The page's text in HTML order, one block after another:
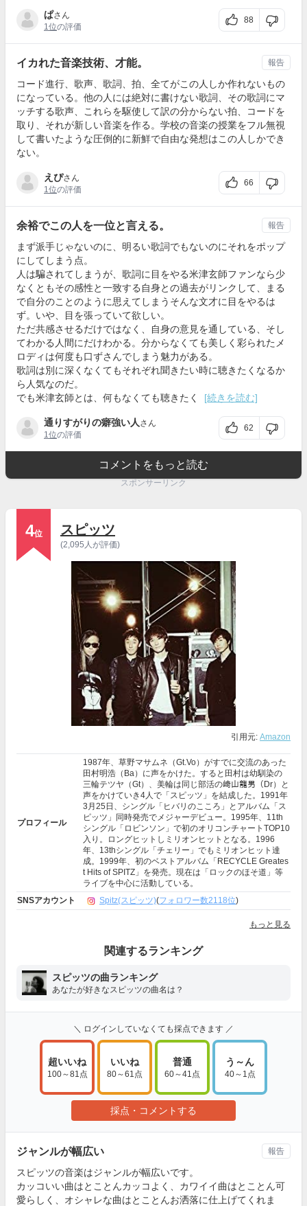
ぱさん
1位の評価
88
イカれた音楽技術、才能。
コード進行、歌声、歌詞、拍、全てがこの人しか作れないもの
になっている。他の人には絶対に書けない歌詞、その歌詞にマ
ッチする歌声、これらを駆使して訳の分からない拍、コードを
取り、それが新しい音楽を作る。学校の音楽の授業をフル無視
して書いたような圧倒的に新鮮で自由な発想はこの人しかでき
ない。
えぴさん
1位の評価
66
報告
余裕でこの人を一位と言える。
まず派手じゃないのに、明るい歌詞でもないのにそれをポップ
にしてしまう点。
人は騙されてしまうが、歌詞に目をやる米津玄師ファンなら少
なくともその感性と一致する自身との過去がリンクして、まる
で自分のことのように思えてしまうそんな文才に目をやるは
ず。いや、目を張っていて欲しい。
ただ共感させるだけではなく、自身の意見を通している、そし
てわかる人間にだけわかる。分からなくても美しく彩られたメ
ロディは何度も口ずさんでしまう魅力がある。
歌詞は別に深くなくてもそれぞれ聞きたい時に聴きたくなるか
ら人気なのだ。
でも米津玄師とは、何もなくても聴きたく
[続きを読む]
通りすがりの癖強い人 さん
1位の評価
62
報告
コメントをもっと読む
スポンサーリンク
4位 スピッツ
(2,095人が評価)
引用元: Amazon
プロフィール
1987年、草野マサムネ（Gt.Vo）がすでに交流のあった
田村明浩（Ba）に声をかけた。すると田村は幼馴染の
三輪テツヤ（Gt）、美輪は同じ部活の﨑山龍男（Dr）と
声をかけていき4人で「スピッツ」を結成した。1991年
3月25日、シングル「ヒバリのこころ」とアルバム「ス
ピッツ」同時発売でメジャーデビュー。1995年、11th
シングル「ロビンソン」で初のオリコンチャートTOP10
入り。ロングヒットしミリオンヒットとなる。1996
年、13thシングル「チェリー」でもミリオンヒット達
成。1999年、初のベストアルバム「RECYCLE Greates
t Hits of SPITZ」を発売。現在は「ロックのほそ道」等
ライブを中心に活動している。
SNSアカウント
Spitz(スピッツ)(フォロワー数2118位)
もっと見る
関連するランキング
スピッツの曲ランキング
あなたが好きなスピッツの曲名は？
＼ ログインしていなくても採点できます ／
超いいね
100～81点
いいね
80～61点
普通
60～41点
う～ん
40～1点
採点・コメントする
ジャンルが幅広い
スピッツの音楽はジャンルが幅広いです。
カッコいい曲はとことんカッコよく、カワイイ曲はとことん可
愛らしく、オシャレな曲はとことんお洒落に仕上げてくれま
報告